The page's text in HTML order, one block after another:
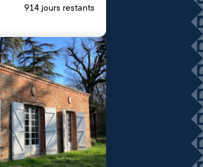
914 jours restants